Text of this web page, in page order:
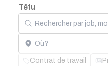
Têtu
Rechercher par job, mot-
Localisation
Contrat de travail